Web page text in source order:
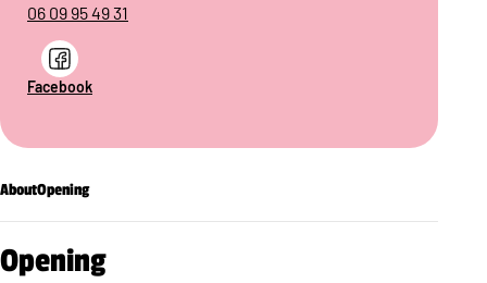
06 09 95 49 31
Facebook
AboutOpening
Opening